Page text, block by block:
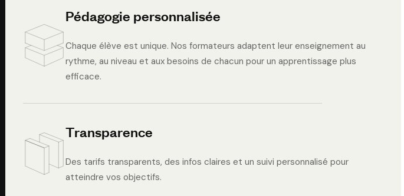
CH
Pédagogie personnalisée
Chaque élève est unique. Nos formateurs adaptent leur enseignement au
rythme, au niveau et aux besoins de chacun pour un apprentissage plus
efficace.
Transparence
Des tarifs transparents, des infos claires et un suivi personnalisé pour
atteindre vos objectifs.